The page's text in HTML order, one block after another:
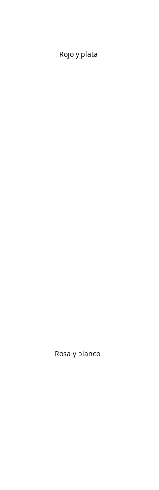
Rojo y plata
Rosa y blanco